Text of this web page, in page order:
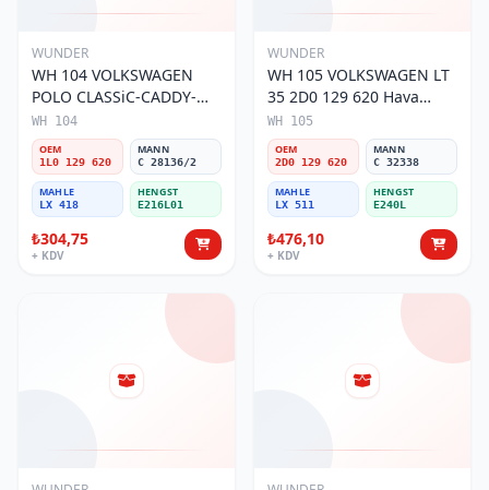
WUNDER
WH 104 VOLKSWAGEN
POLO CLASSiC-CADDY-
SEAT iBiZA 1L0 129 620
Hava Filtresi
WH 104
OEM
1L0 129 620
MANN
C 28136/2
MAHLE
LX 418
HENGST
E216L01
₺304,75
+ KDV
WUNDER
WH 105 VOLKSWAGEN LT
35 2D0 129 620 Hava
Filtresi
WH 105
OEM
2D0 129 620
MANN
C 32338
MAHLE
LX 511
HENGST
E240L
₺476,10
+ KDV